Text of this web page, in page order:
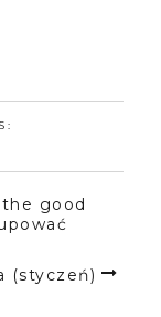
good
(styczeń)